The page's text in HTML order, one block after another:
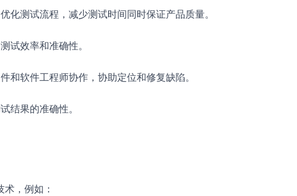
化测试流程，减少测试时间同时保证产品质量。
试效率和准确性。
和软件工程师协作，协助定位和修复缺陷。
结果的准确性。
，例如：